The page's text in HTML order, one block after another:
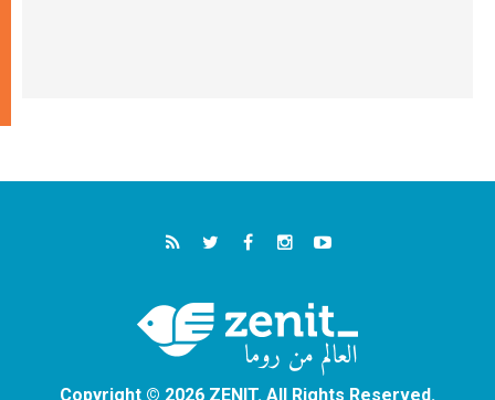
Copyright © 2026 ZENIT. All Rights Reserved.